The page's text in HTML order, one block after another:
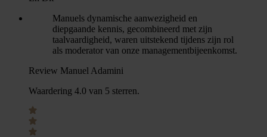
Manuels dynamische aanwezigheid en
diepgaande kennis, gecombineerd met zijn
taalvaardigheid, waren uitstekend tijdens zijn rol
als moderator van onze managementbijeenkomst.
Review Manuel Adamini
Waardering 4.0 van 5 sterren.